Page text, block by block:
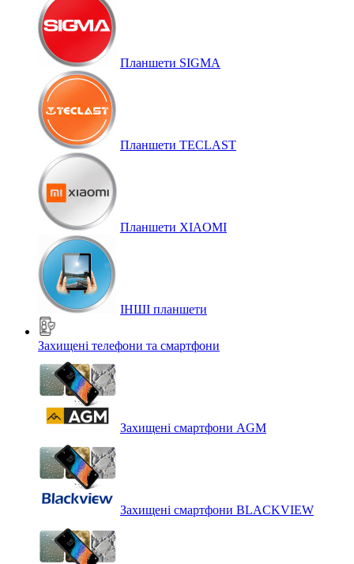
Планшети SIGMA
Планшети TECLAST
Планшети XIAOMI
ІНШІ планшети
Захищені телефони та смартфони
Захищені смартфони AGM
Захищені смартфони BLACKVIEW